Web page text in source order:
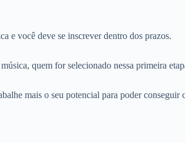
e você deve se inscrever dentro dos prazos.
quem for selecionado nessa primeira
mais o seu potencial para poder conseguir